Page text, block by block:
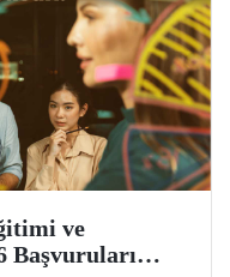
ve
Başvuruları